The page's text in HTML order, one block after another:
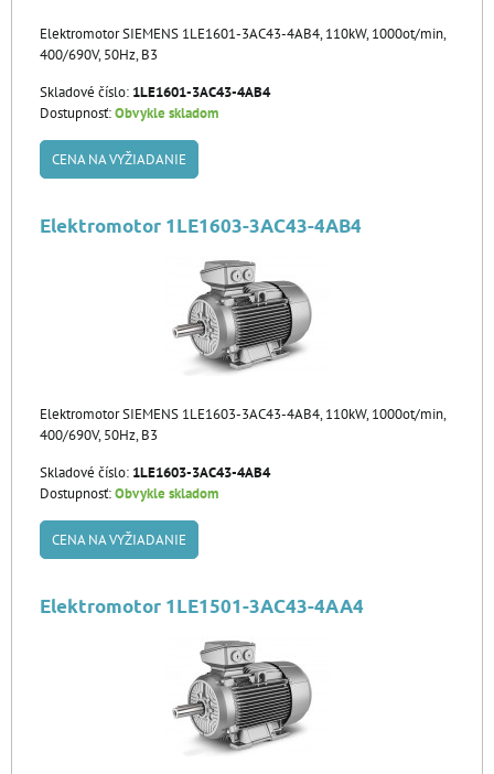
Elektromotor SIEMENS 1LE1601-3AC43-4AB4, 110kW, 1000ot/min,
400/690V, 50Hz, B3
Skladové číslo: 1LE1601-3AC43-4AB4
Dostupnosť:Obvykle skladom
CENA NA VYŽIADANIE
Elektromotor 1LE1603-3AC43-4AB4
Elektromotor SIEMENS 1LE1603-3AC43-4AB4, 110kW, 1000ot/min,
400/690V, 50Hz, B3
Skladové číslo: 1LE1603-3AC43-4AB4
Dostupnosť:Obvykle skladom
CENA NA VYŽIADANIE
Elektromotor 1LE1501-3AC43-4AA4